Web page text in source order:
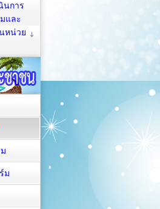
นการ
และ
หน่วย
ม